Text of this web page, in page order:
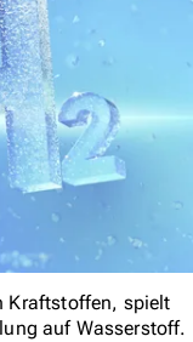
Kraftstoffen, spielt
auf Wasserstoff.